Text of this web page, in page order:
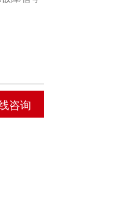
咨询